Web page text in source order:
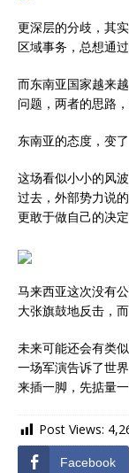
更深层的分歧，其
区域事务，总想通
而东南亚国家越来
问题，两者的思路
东南亚的态度，变了
这场看似小小的风
过去，外部势力说
更敢于做自己的决定
马来西亚这次没有
大张旗鼓地反击，
未来可能还会有类
一场军演告诉了世
来插一脚，先掂量
Post Views:
Facebook